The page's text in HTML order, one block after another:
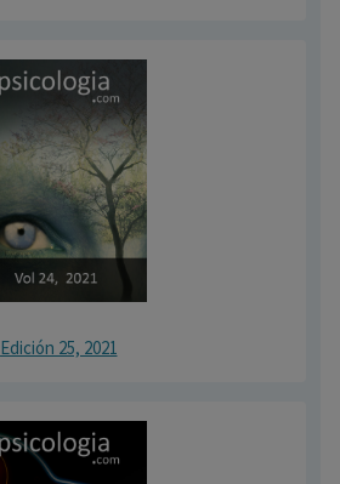
Edición 25, 2021